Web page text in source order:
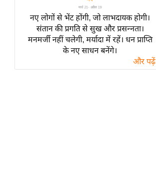
त्योहार
राशिफल
विशेष
नए लोगों से भेंट होंगी, जो लाभदायक होगी।
संतान की प्रगति से सुख और प्रसन्नता।
मनमर्जी नहीं चलेगी, मर्यादा में रहें। धन प्राप्ति
के नए साधन बनेंगे।
और पढ़ें